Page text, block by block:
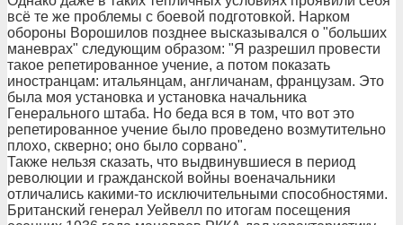
всё те же проблемы с боевой подготовкой. Нарком
обороны Ворошилов позднее высказывался о "больших
маневрах" следующим образом: "Я разрешил провести
такое репетированное учение, а потом показать
иностранцам: итальянцам, англичанам, французам. Это
была моя установка и установка начальника
Генерального штаба. Но беда вся в том, что вот это
репетированное учение было проведено возмутительно
плохо, скверно; оно было сорвано".
Также нельзя сказать, что выдвинувшиеся в период
революции и гражданской войны военачальники
отличались какими-то исключительными способностями.
Британский генерал Уейвелл по итогам посещения